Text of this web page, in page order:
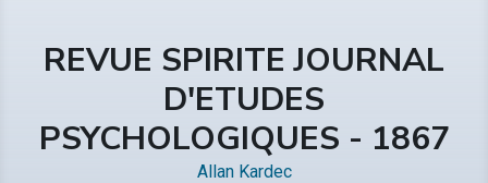
REVUE SPIRITE JOURNAL
D'ETUDES
PSYCHOLOGIQUES - 1867
Allan Kardec